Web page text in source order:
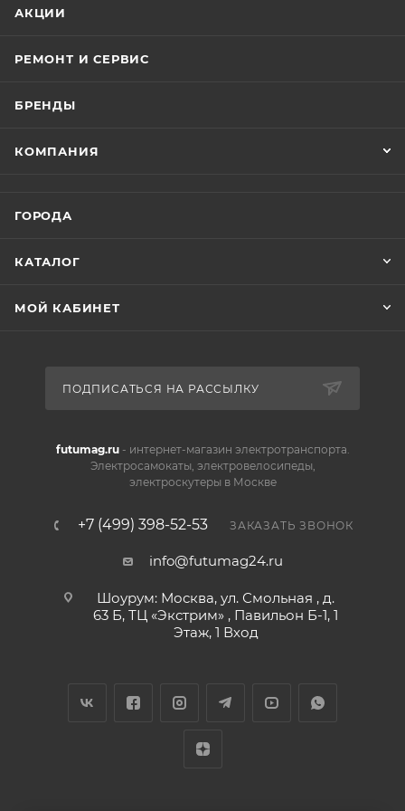
АКЦИИ
РЕМОНТ И СЕРВИС
БРЕНДЫ
КОМПАНИЯ
ГОРОДА
КАТАЛОГ
МОЙ КАБИНЕТ
ПОДПИСАТЬСЯ НА РАССЫЛКУ
futumag.ru- интернет-магазин электротранспорта.
Электросамокаты, электровелосипеды,
электроскутеры в Москве
+7 (499) 398-52-53 ЗАКАЗАТЬ ЗВОНОК
info@futumag24.ru
Шоурум: Москва, ул. Смольная , д.
63 Б, ТЦ «Экстрим» , Павильон Б-1, 1
Этаж, 1 Вход